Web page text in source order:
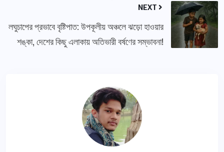
NEXT
লঘুচাপের প্রভাবে বৃষ্টিপাত: উপকূলীয় অঞ্চলে ঝড়ো হাওয়ার
শঙ্কা, দেশের কিছু এলাকায় অতিভারী বর্ষণের সম্ভাবনা!